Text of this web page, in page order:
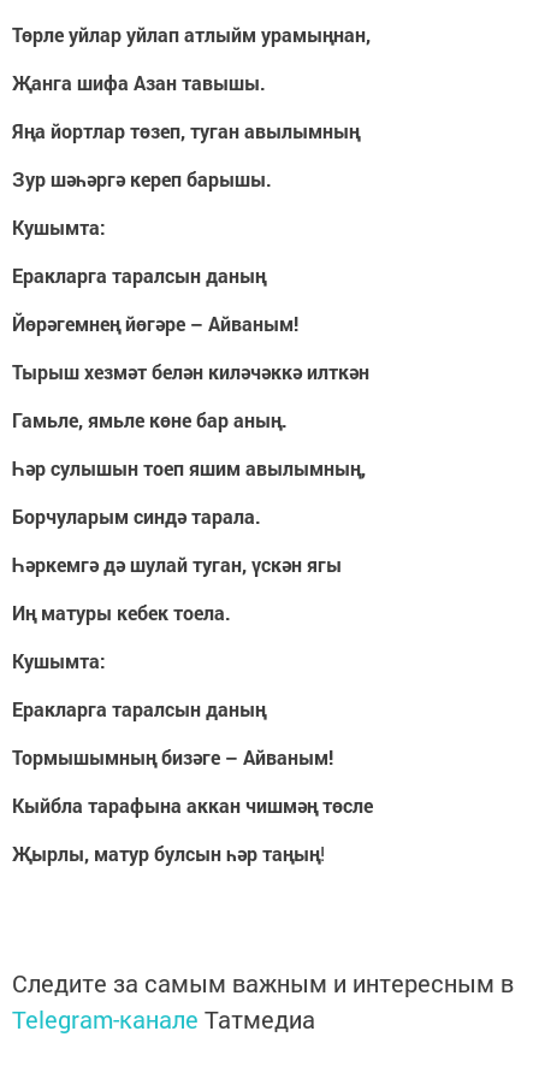
Төрле уйлар уйлап атлыйм урамыңнан,
Җанга шифа Азан тавышы.
Яңа йортлар төзеп, туган авылымның
Зур шәһәргә кереп барышы.
Кушымта:
Еракларга таралсын даның
Йөрәгемнең йөгәре – Айваным!
Тырыш хезмәт белән киләчәккә илткән
Гамьле, ямьле көне бар аның.
Һәр сулышын тоеп яшим авылымның,
Борчуларым синдә тарала.
Һәркемгә дә шулай туган, үскән ягы
Иң матуры кебек тоела.
Кушымта:
Еракларга таралсын даның
Тормышымның бизәге – Айваным!
Кыйбла тарафына аккан чишмәң төсле
Җырлы, матур булсын һәр таңың!
Следите за самым важным и интересным в
Telegram-канале Татмедиа